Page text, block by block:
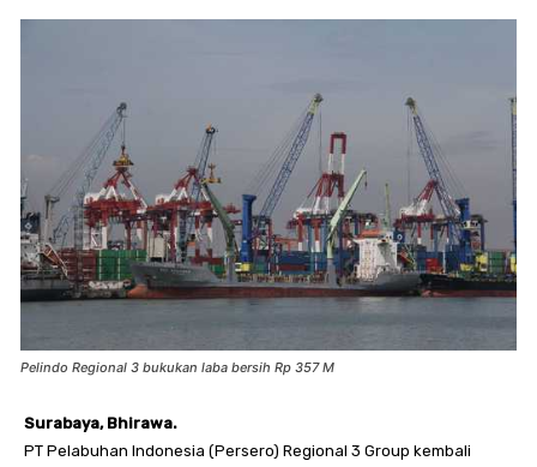
Pelindo Regional 3 bukukan laba bersih Rp 357 M
Surabaya, Bhirawa.
PT Pelabuhan Indonesia (Persero) Regional 3 Group kembali